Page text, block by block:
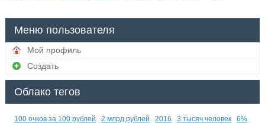
Меню пользователя
Мой профиль
Создать
Облако тегов
100 очков за 100 рублей 2 млрд рублей 2016 3 тысяч человек 6%